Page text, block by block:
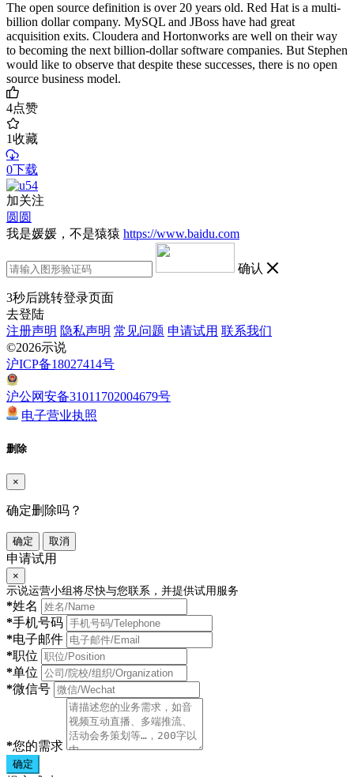
The open source definition is over 20 years old. Red Hat is a multi-
billion dollar company. MySQL and JBoss have had great
acquisition exits. Cloudera and Hortonworks are well on their way
to becoming the next billion-dollar software companies. But Stephen
would like to observe that despite these successes, there is no open
source business model.
4点赞
1收藏
0下载
加关注
圆圆
我是媛媛，不是猿猿 https://www.baidu.com
确认
3秒后跳转登录页面
去登陆
注册声明 隐私声明 常见问题 申请试用 联系我们
©2026示说
沪ICP备18027414号
沪公网安备31011702004679号
电子营业执照
删除
×
确定删除吗？
确定 取消
申请试用
×
示说运营小组将尽快与您联系，并提供试用服务
*姓名
*手机号码
*电子邮件
*职位
*单位
*微信号
*您的需求
确定